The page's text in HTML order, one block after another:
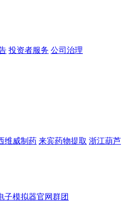
投资者服务 公司治理
维威制药 来宾药物提取 浙江葫芦
子模拟器官网群团